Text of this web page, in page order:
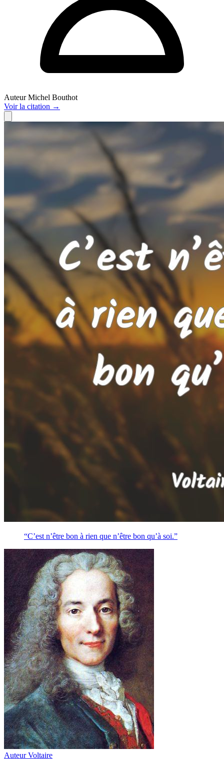
Auteur Michel Bouthot
Voirla citation →
“C’est n’être bon à rien que n’être bon qu’à soi.”
Auteur Voltaire